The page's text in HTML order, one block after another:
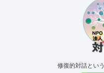
修復的対話とい